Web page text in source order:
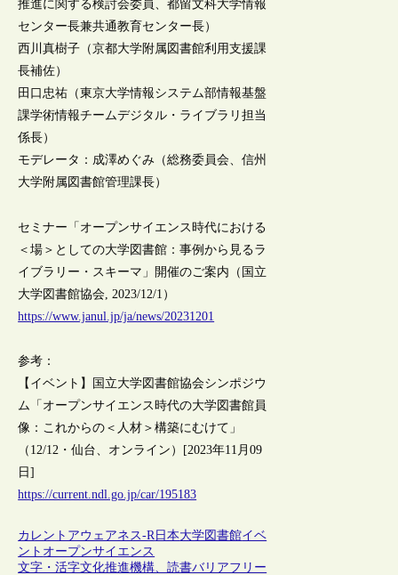
推進に関する検討会委員、都留文科大学情報
センター長兼共通教育センター長）
西川真樹子（京都大学附属図書館利用支援課
長補佐）
田口忠祐（東京大学情報システム部情報基盤
課学術情報チームデジタル・ライブラリ担当
係長）
モデレータ：成澤めぐみ（総務委員会、信州
大学附属図書館管理課長）
セミナー「オープンサイエンス時代における
＜場＞としての大学図書館：事例から見るラ
イブラリー・スキーマ」開催のご案内（国立
大学図書館協会, 2023/12/1）
https://www.janul.jp/ja/news/20231201
参考：
【イベント】国立大学図書館協会シンポジウ
ム「オープンサイエンス時代の大学図書館員
像：これからの＜人材＞構築にむけて」
（12/12・仙台、オンライン）[2023年11月09
日]
https://current.ndl.go.jp/car/195183
カレントアウェアネス-R 日本大学図書館イベ
ント オープンサイエンス
文字・活字文化推進機構、読書バリアフリー